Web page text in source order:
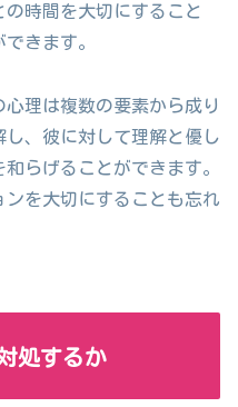
時間を大切にすること
きます。
心理は複数の要素から成り
、彼に対して理解と優し
らげることができます。
を大切にすることも忘れ
処するか